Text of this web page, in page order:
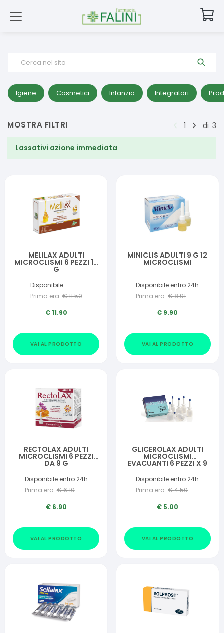
Cerca nel sito
Igiene Cosmetici Infanzia Integratori
MOSTRA FILTRI 1 di 3
Lassativi azione immediata
MELILAX ADULTI
MICROCLISMI 6 PEZZI 10
G
Disponibile
Prima era: €11.50
€11.90
VAI AL PRODOTTO
MINICLIS ADULTI 9 G 12
MICROCLISMI
Disponibile entro 24h
Prima era: €8.91
€ 9.90
VAI AL PRODOTTO
RECTOLAX ADULTI
MICROCLISMI 6 PEZZI
DA 9 G
Disponibile entro 24h
Prima era: €6.10
€ 6.90
VAI AL PRODOTTO
GLICEROLAX ADULTI
MICROCLISMI
EVACUANTI 6 PEZZI X 9
RISO
Disponibile entro 24h
Prima era: €4.50
€ 5.00
VAI AL PRODOTTO